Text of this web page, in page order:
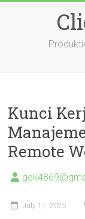
Kunci
Remote
July 11, 2025